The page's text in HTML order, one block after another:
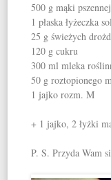
500 g mąki
1 płaska łyżeczka
25 g świeżych
120 g cukru
300 ml mleka
50 g roztopionego
1 jajko rozm. M
+ 1 jajko, 2 łyżki
P. S. Przyda Wam